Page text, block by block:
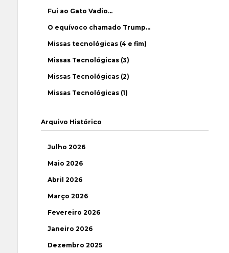
Fui ao Gato Vadio…
O equívoco chamado Trump…
Missas tecnológicas (4 e fim)
Missas Tecnológicas (3)
Missas Tecnológicas (2)
Missas Tecnológicas (1)
Arquivo Histórico
Julho 2026
Maio 2026
Abril 2026
Março 2026
Fevereiro 2026
Janeiro 2026
Dezembro 2025